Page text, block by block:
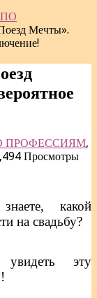
ПО
Мечты».
ПРОФЕССИЯМ,
Просмотры
какой
на свадьбу?
эту